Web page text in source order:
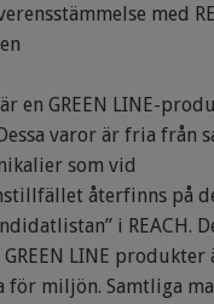
med
en GREEN LINE-
varor är fria från
som vid
återfinns på
i REACH.
LINE produkter
för miljön. Samtliga